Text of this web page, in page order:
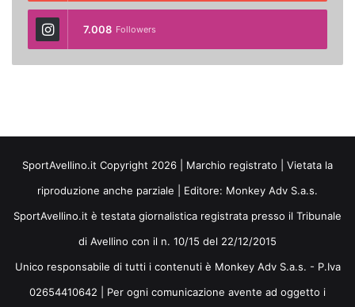
7.008 Followers
SportAvellino.it Copyright 2026 | Marchio registrato | Vietata la
riproduzione anche parziale | Editore: Monkey Adv S.a.s.
SportAvellino.it è testata giornalistica registrata presso il Tribunale
di Avellino con il n. 10/15 del 22/12/2015
Unico responsabile di tutti i contenuti è Monkey Adv S.a.s. - P.Iva
02654410642 | Per ogni comunicazione avente ad oggetto i